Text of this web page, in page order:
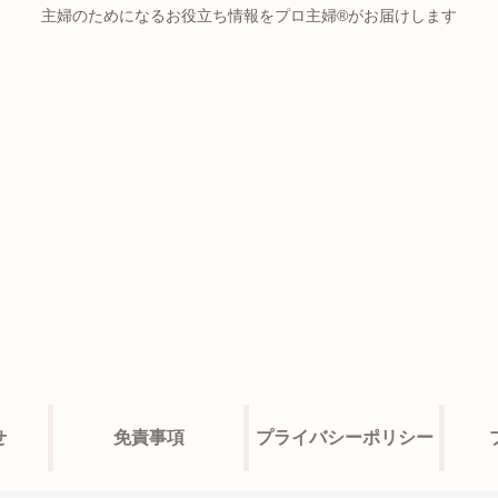
主婦のためになるお役立ち情報をプロ主婦®がお届けします
免責事項 プライバシーポリシー